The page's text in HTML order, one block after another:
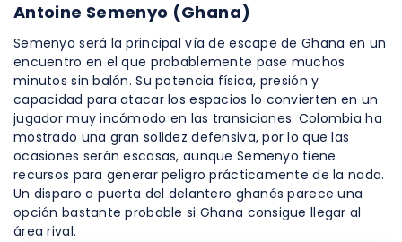
Antoine Semenyo (Ghana)
Semenyo será la principal vía de escape de Ghana en un
encuentro en el que probablemente pase muchos
minutos sin balón. Su potencia física, presión y
capacidad para atacar los espacios lo convierten en un
jugador muy incómodo en las transiciones. Colombia ha
mostrado una gran solidez defensiva, por lo que las
ocasiones serán escasas, aunque Semenyo tiene
recursos para generar peligro prácticamente de la nada.
Un disparo a puerta del delantero ghanés parece una
opción bastante probable si Ghana consigue llegar al
área rival.